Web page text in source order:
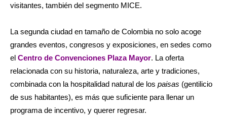
visitantes, también del segmento MICE.
La segunda ciudad en tamaño de Colombia no solo acoge
grandes eventos, congresos y exposiciones, en sedes como
el Centro de Convenciones Plaza Mayor. La oferta
relacionada con su historia, naturaleza, arte y tradiciones,
combinada con la hospitalidad natural de los paisas (gentilicio
de sus habitantes), es más que suficiente para llenar un
programa de incentivo, y querer regresar.